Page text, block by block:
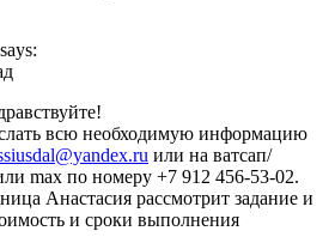
says:
всю необходимую информацию
или на ватсап/
max по номеру +7 912 456-53-02.
Анастасия рассмотрит задание и
и сроки выполнения